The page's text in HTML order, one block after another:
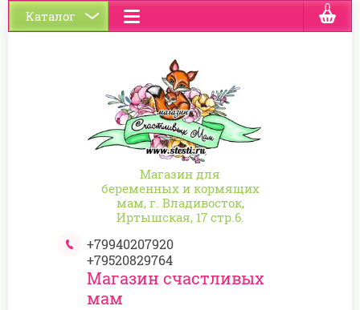
Магазин для
беременных и кормящих
мам, г. Владивосток,
Иртышская, 17 стр.6.
+79940207920
+79520829764
Магазин счастливых
мам
0
Каталог